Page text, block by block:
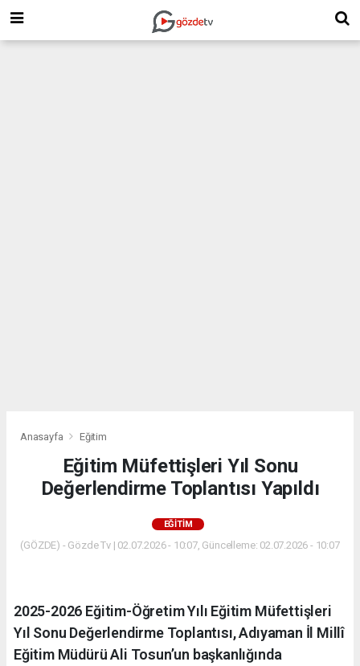
Anasayfa Eğitim
Eğitim Müfettişleri Yıl Sonu
Değerlendirme Toplantısı Yapıldı
EĞITIM
(GÖZDE) - Gözde Tv | 02.07.2026 - 10:07, Güncelleme: 02.07.2026 - 10:07
2025-2026 Eğitim-Öğretim Yılı Eğitim Müfettişleri
Yıl Sonu Değerlendirme Toplantısı, Adıyaman İl Millî
Eğitim Müdürü Ali Tosun’un başkanlığında